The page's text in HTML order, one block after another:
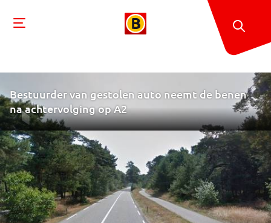
Bestuurder van gestolen auto neemt de benen
na achtervolging op A2